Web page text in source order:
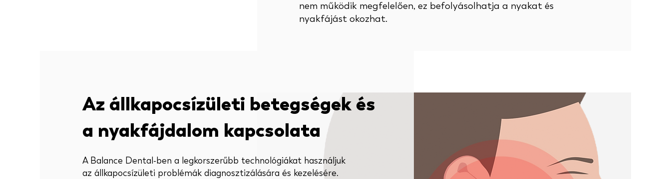
nem működik megfelelően, ez befolyásolhatja a nyakat és
nyakfájást okozhat.
Az állkapocsízületi betegségek és
a nyakfájdalom kapcsolata
A Balance Dental-ben a legkorszerűbb technológiákat használjuk
az állkapocsízületi problémák diagnosztizálására és kezelésére.